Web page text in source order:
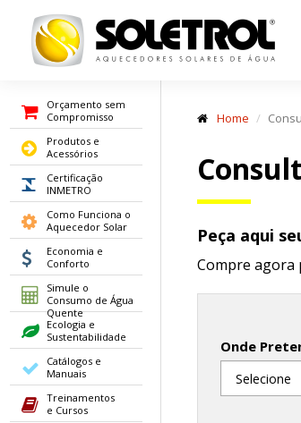
Orçamento sem
Compromisso
Produtos e
Acessórios
Certificação
INMETRO
Como Funciona o
Aquecedor Solar
Economia e
Conforto
Simule o
Consumo de Água
Quente
Ecologia e
Sustentabilidade
Catálogos e
Manuais
Treinamentos
e Cursos
Home
Peça aqui
Compre agora
Onde